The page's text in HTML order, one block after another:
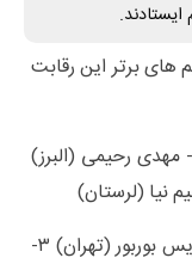
برتر این رقابت
۵۷ کیلوگرم: ۱- علی یحیی پور (مازندران) ۲- مهدی رحیمی (البرز)
۶۱ کیلوگرم: ۱- امیرعلی فریدی (البرز) ۲- ادریس بوربور (تهران) ۳-